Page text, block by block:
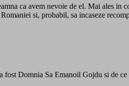
ca avem nevoie de el. Mai ales
si, probabil, sa incaseze
Domnia Sa Emanoil Gojdu si de